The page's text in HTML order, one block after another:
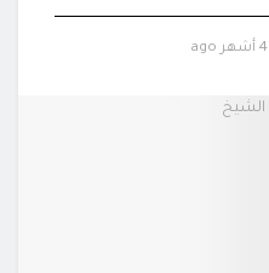
4 أشهر ago